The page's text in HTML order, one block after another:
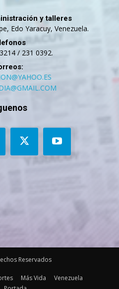
y talleres
Edo Yaracuy, Venezuela.
/ 231 0392.
Reservados
Más Vida
Venezuela